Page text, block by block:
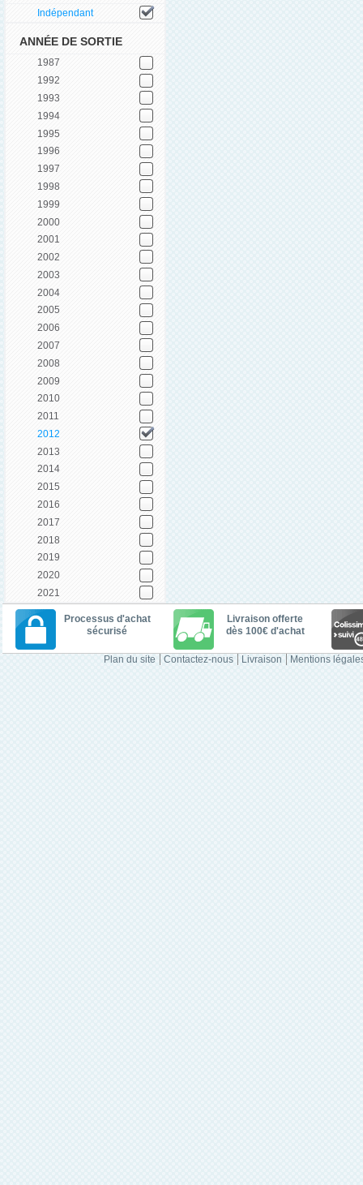
Indépendant
ANNÉE DE SORTIE
1987
1992
1993
1994
1995
1996
1997
1998
1999
2000
2001
2002
2003
2004
2005
2006
2007
2008
2009
2010
2011
2012
2013
2014
2015
2016
2017
2018
2019
2020
2021
Processus d'achat
sécurisé
Livraison offerte
dès 100€ d'achat
Plan du site Contactez-nous Livraison Mentions